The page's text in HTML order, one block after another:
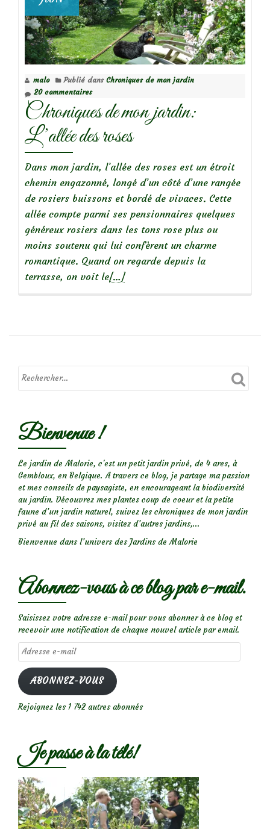
malo Publié dans Chroniques de mon jardin
20 commentaires
Chroniques de mon jardin:
L’allée des roses
Dans mon jardin, l’allée des roses est un étroit
chemin engazonné, longé d’un côté d’une rangée
de rosiers buissons et bordé de vivaces. Cette
allée compte parmi ses pensionnaires quelques
généreux rosiers dans les tons rose plus ou
moins soutenu qui lui confèrent un charme
romantique. Quand on regarde depuis la
terrasse, on voit leEn
de
jardin:
[…]
Bienvenue !
Le jardin de Malorie, c'est un petit jardin privé, de 4 ares, à
Gembloux, en Belgique. A travers ce blog, je partage ma passion
et mes conseils de paysagiste, en encourageant la biodiversité
au jardin. Découvrez mes plantes coup de coeur et la petite
faune d’un jardin naturel, suivez les chroniques de mon jardin
privé au fil des saisons, visitez d’autres jardins,...
Bienvenue dans l’univers des Jardins de Malorie
Abonnez-vous à ce blog par e-mail.
Saisissez votre adresse e-mail pour vous abonner à ce blog et
recevoir une notification de chaque nouvel article par email.
Adresse
e-
mail
ABONNEZ-VOUS
Rejoignez les 1 742 autres abonnés
Je passe à la télé!